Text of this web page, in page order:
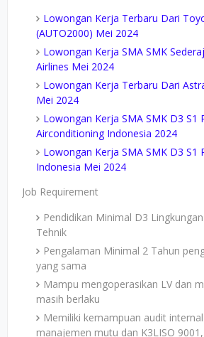
Lowongan Kerja Terbaru Dari
(AUTO2000) Mei 2024
Lowongan Kerja SMA SMK
Airlines Mei 2024
Lowongan Kerja Terbaru Dari
Mei 2024
Lowongan Kerja SMA SMK D3 S1
Airconditioning Indonesia 2024
Lowongan Kerja SMA SMK D3 S1
Indonesia Mei 2024
Job Requirement
Pendidikan Minimal D3
Tehnik
Pengalaman Minimal 2 Tahun
yang sama
Mampu mengoperasikan LV dan
masih berlaku
Memiliki kemampuan audit
manajemen mutu dan K3LISO